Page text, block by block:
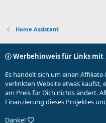
Home Assistant
Werbehinweis für Links mit
Es handelt sich um einen
verlinkten Website etwas kaufst,
am Preis für Dich nichts ändert.
Finanzierung dieses Projektes
Danke!